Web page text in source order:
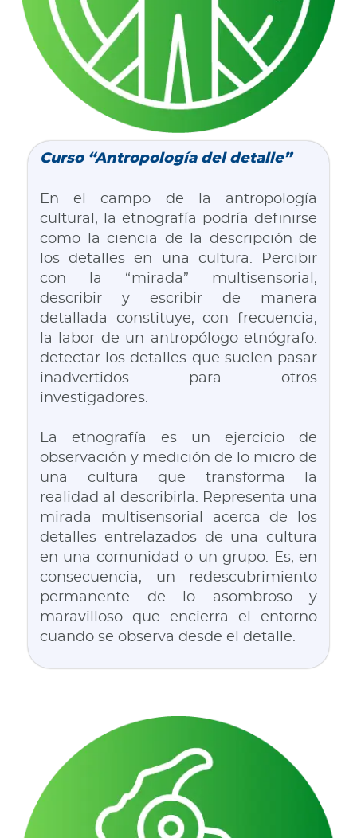
Curso “Antropología del detalle”
En el campo de la antropología
cultural, la etnografía podría definirse
como la ciencia de la descripción de
los detalles en una cultura. Percibir
con la “mirada” multisensorial,
describir y escribir de manera
detallada constituye, con frecuencia,
la labor de un antropólogo etnógrafo:
detectar los detalles que suelen pasar
inadvertidos para otros
investigadores.
La etnografía es un ejercicio de
observación y medición de lo micro de
una cultura que transforma la
realidad al describirla. Representa una
mirada multisensorial acerca de los
detalles entrelazados de una cultura
en una comunidad o un grupo. Es, en
consecuencia, un redescubrimiento
permanente de lo asombroso y
maravilloso que encierra el entorno
cuando se observa desde el detalle.